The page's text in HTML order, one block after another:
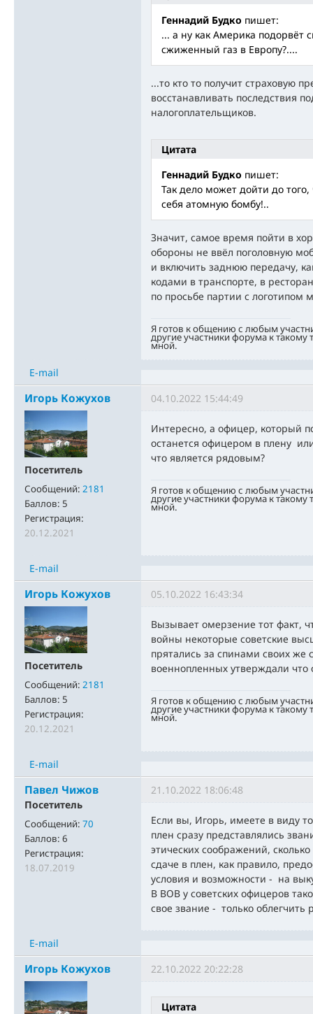
Геннадий Будко пишет:
... а ну как Америка подорвёт
сжиженный газ в Европу?....
...то кто то получит страховую
восстанавливать последствия
налогоплательщиков.
Цитата
Геннадий Будко пишет:
Так дело может дойти до
себя атомную бомбу!..
Значит, самое время пойти в
обороны не ввёл поголовную
и включить заднюю передачу,
кодами в транспорте, в
по просьбе партии с логотипом
Я готов к общению с любым
другие участники форума к
мной.
E-mail
Игорь Кожухов
Посетитель
Сообщений: 2181
Баллов: 5
Регистрация:
20.12.2021
04.10.2022 15:44:49
Интересно, а офицер, который
останется офицером в плену
что является рядовым?
Я готов к общению с любым
другие участники форума к
мной.
E-mail
Игорь Кожухов
Посетитель
Сообщений: 2181
Баллов: 5
Регистрация:
20.12.2021
05.10.2022 16:43:34
Вызывает омерзение тот факт,
войны некоторые советские
прятались за спинами своих же
военнопленных утверждали
Я готов к общению с любым
другие участники форума к
мной.
E-mail
Павел Чижов
Посетитель
Сообщений: 70
Баллов: 6
Регистрация:
18.07.2019
21.10.2022 18:06:48
Если вы, Игорь, имеете в виду
плен сразу представлялись
этических соображений,
сдаче в плен, как правило,
условия и возможности - на
В ВОВ у советских офицеров
свое звание - только облегчить
E-mail
Игорь Кожухов 22.10.2022 20:22:28
Цитата